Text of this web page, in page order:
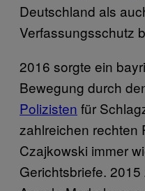
Deutschland als
Verfassungsschutz
2016 sorgte ein
Bewegung durch
Polizisten für
zahlreichen rechten
Czajkowski immer
Gerichtsbriefe.